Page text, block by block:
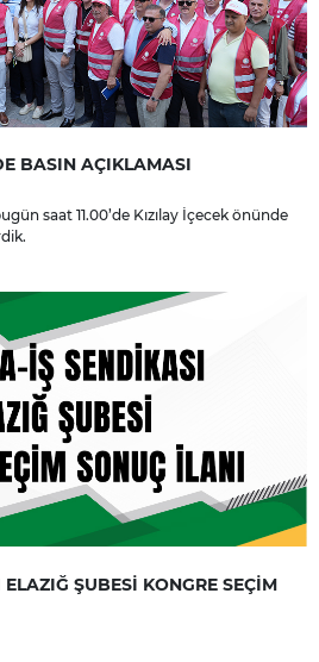
BASIN AÇIKLAMASI
saat 11.00’de Kızılay İçecek önünde
ŞUBESİ KONGRE SEÇİM